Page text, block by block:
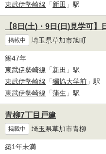
東武伊勢崎線 「新田 」駅
【8日(土)・9日(日)見学可
掲載中 埼玉県草加市旭町
築47年
東武伊勢崎線 「新田 」駅
東武伊勢崎線 「獨協大学前 」駅
東武伊勢崎線 「蒲生 」駅
青柳7丁目戸建
掲載中 埼玉県草加市青柳
築1年未満